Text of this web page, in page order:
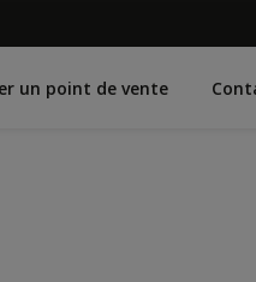
un point de vente